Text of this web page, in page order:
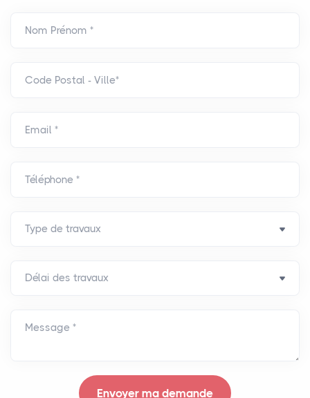
Nom Prénom *
Code Postal - Ville*
Email *
Téléphone *
Message *